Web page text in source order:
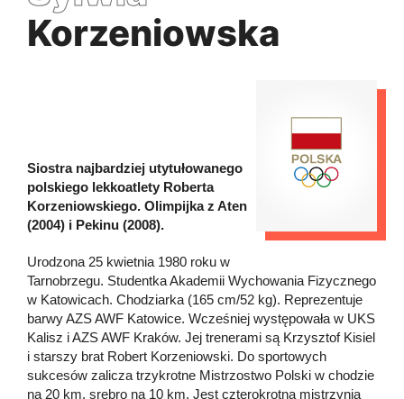
Korzeniowska
Siostra najbardziej utytułowanego
polskiego lekkoatlety Roberta
Korzeniowskiego. Olimpijka z Aten
(2004) i Pekinu (2008).
Urodzona 25 kwietnia 1980 roku w
Tarnobrzegu. Studentka Akademii Wychowania Fizycznego
w Katowicach. Chodziarka (165 cm/52 kg). Reprezentuje
barwy AZS AWF Katowice. Wcześniej występowała w UKS
Kalisz i AZS AWF Kraków. Jej trenerami są Krzysztof Kisiel
i starszy brat Robert Korzeniowski. Do sportowych
sukcesów zalicza trzykrotne Mistrzostwo Polski w chodzie
na 20 km, srebro na 10 km. Jest czterokrotną mistrzynią